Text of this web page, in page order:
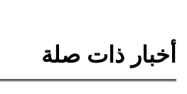
أخبار ذات صلة